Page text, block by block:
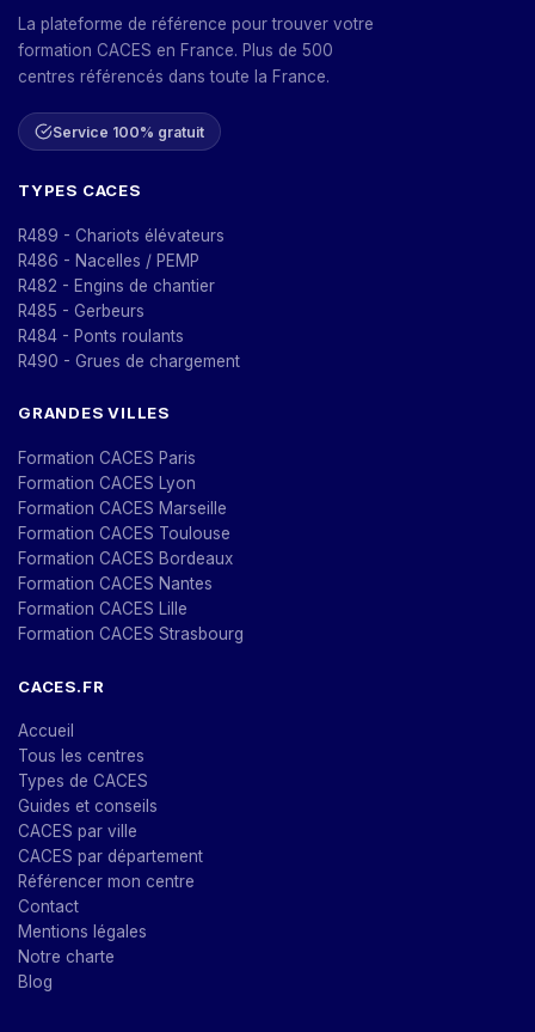
La plateforme de référence pour trouver votre
formation CACES en France. Plus de 500
centres référencés dans toute la France.
Service 100% gratuit
TYPES CACES
R489 - Chariots élévateurs
R486 - Nacelles / PEMP
R482 - Engins de chantier
R485 - Gerbeurs
R484 - Ponts roulants
R490 - Grues de chargement
GRANDES VILLES
Formation CACES Paris
Formation CACES Lyon
Formation CACES Marseille
Formation CACES Toulouse
Formation CACES Bordeaux
Formation CACES Nantes
Formation CACES Lille
Formation CACES Strasbourg
CACES.FR
Accueil
Tous les centres
Types de CACES
Guides et conseils
CACES par ville
CACES par département
Référencer mon centre
Contact
Mentions légales
Notre charte
Blog